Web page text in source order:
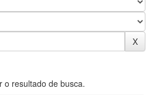
o resultado de busca.